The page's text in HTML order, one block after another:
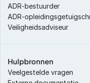
ADR-bestuurder
ADR-
Veiligheidsadviseur
Hulpbronnen
Veelgestelde vragen